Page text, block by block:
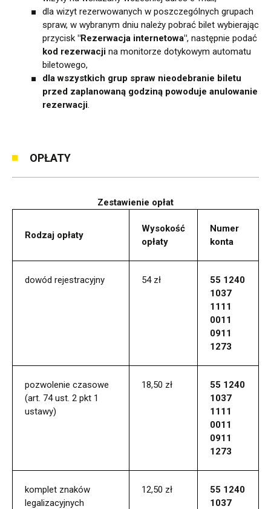
dla wizyt rezerwowanych w poszczególnych grupach
spraw, w wybranym dniu należy pobrać bilet wybierając
przycisk "Rezerwacja internetowa", następnie podać
kod rezerwacji na monitorze dotykowym automatu
biletowego,
dla wszystkich grup spraw nieodebranie biletu
przed zaplanowaną godziną powoduje anulowanie
rezerwacji.
OPŁATY
Zestawienie opłat
Rodzaj opłaty
Wysokość
opłaty
Numer
konta
dowód rejestracyjny 54 zł
55 1240
1037
1111
0011
0911
1273
pozwolenie czasowe
(art. 74 ust. 2 pkt 1
ustawy)
18,50 zł
55 1240
1037
1111
0011
0911
1273
komplet znaków
legalizacyjnych
12,50 zł
55 1240
1037